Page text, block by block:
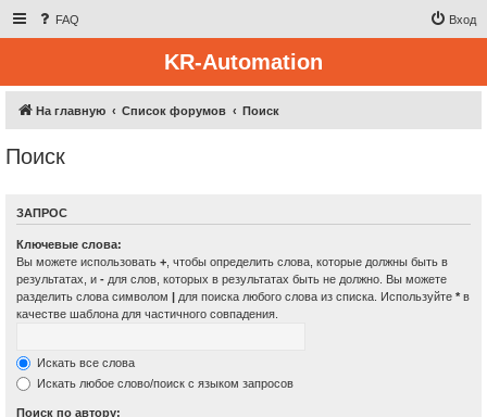
FAQ Вход
KR-Automation
На главную Список форумов Поиск
Поиск
ЗАПРОС
Ключевые слова:
Вы можете использовать + , чтобы определить слова, которые должны быть в
результатах, и - для слов, которых в результатах быть не должно. Вы можете
разделить слова символом | для поиска любого слова из списка. Используйте * в
качестве шаблона для частичного совпадения.
Искать все слова
Искать любое слово/поиск с языком запросов
Поиск по автору: